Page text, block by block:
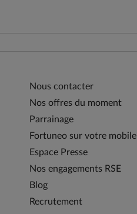
Nous contacter
Nos offres du moment
Parrainage
Fortuneo sur votre mobile
Espace Presse
Nos engagements RSE
Blog
Recrutement